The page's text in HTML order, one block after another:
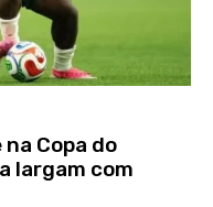
Copa do
largam com